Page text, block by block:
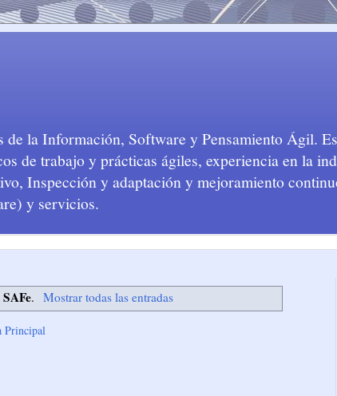
de la Información, Software y Pensamiento Ágil.
de trabajo y prácticas ágiles, experiencia en la
Inspección y adaptación y mejoramiento
y servicios.
SAFe. Mostrar todas las entradas
Principal